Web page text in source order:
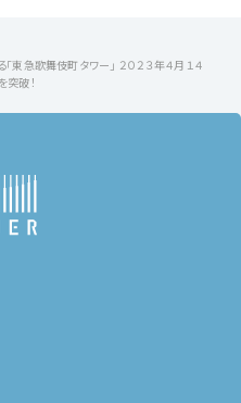
急歌舞伎町タワー」 ２０２３年４月１４
突破！